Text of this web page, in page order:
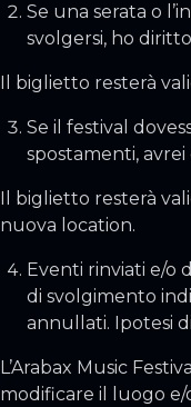
Se una serata o
svolgersi, ho
Il biglietto resterà
Se il festival
spostamenti,
Il biglietto resterà
nuova location.
Eventi rinviati e/o
di svolgimento
annullati. Ipotesi
L’Arabax Music
modificare il luogo e/